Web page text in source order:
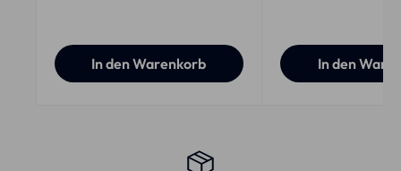
In den Warenkorb In den